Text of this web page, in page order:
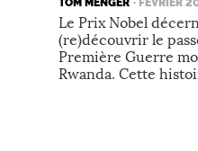
TOM MENGER · FÉVRIER
Le Prix Nobel
(re)découvrir le
Première Guerre
Rwanda. Cette